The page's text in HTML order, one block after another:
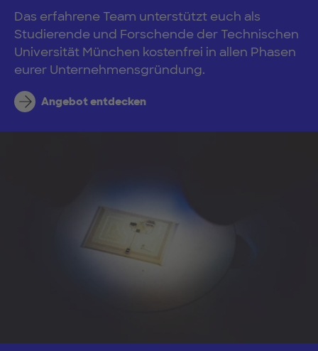
Das erfahrene Team unterstützt euch als
Studierende und Forschende der Technischen
Universität München kostenfrei in allen Phasen
eurer Unternehmensgründung.
Angebot entdecken